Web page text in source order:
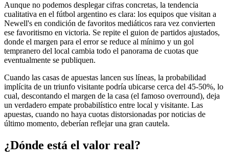
Aunque no podemos desplegar cifras concretas, la tendencia
cualitativa en el fútbol argentino es clara: los equipos que visitan a
Newell's en condición de favoritos mediáticos rara vez convierten
ese favoritismo en victoria. Se repite el guion de partidos ajustados,
donde el margen para el error se reduce al mínimo y un gol
tempranero del local cambia todo el panorama de cuotas que
eventualmente se publiquen.
Cuando las casas de apuestas lancen sus líneas, la probabilidad
implícita de un triunfo visitante podría ubicarse cerca del 45-50%, lo
cual, descontando el margen de la casa (el famoso overround), deja
un verdadero empate probabilístico entre local y visitante. Las
apuestas, cuando no haya cuotas distorsionadas por noticias de
último momento, deberían reflejar una gran cautela.
¿Dónde está el valor real?